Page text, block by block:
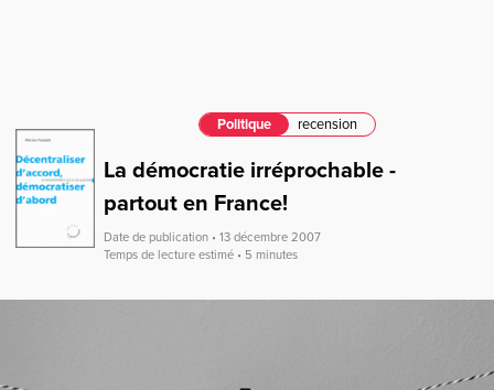
Politique recension
La démocratie irréprochable -
partout en France!
Date de publication • 13 décembre 2007
Temps de lecture estimé • 5 minutes